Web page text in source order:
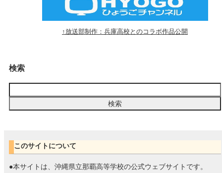
↑放送部制作：兵庫高校とのコラボ作品公開
検索
このサイトについて
●本サイトは、沖縄県立那覇高等学校の公式ウェブサイトです。